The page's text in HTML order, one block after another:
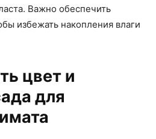
Важно обеспечить
избежать накопления влаги
цвет и
для